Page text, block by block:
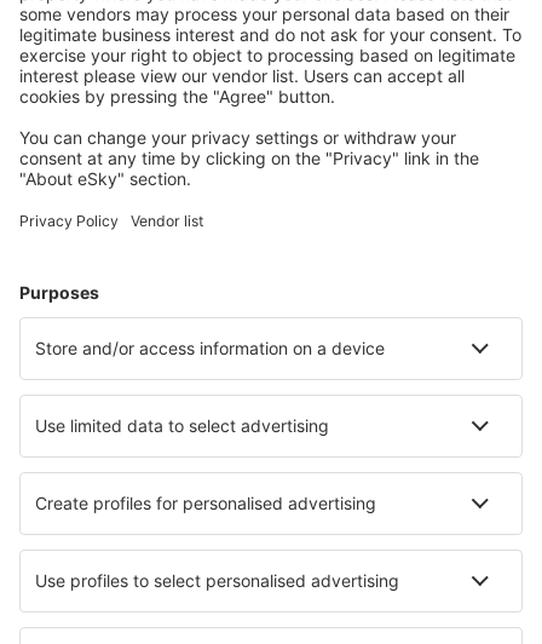
Veracruz General Heriberto Jara (VER)
Puebla Hermanos Serdán (PBC)
Huatulco Intl Airport (HUX)
Hermosillo Ignacio L. Pesqueira (HMO)
Campeche Ingeniero Alberto Acuña Ongay (CPE)
Guaymas José M. Yánez (GYM)
Acapulco Gen. Juan N. Álvarez (ACA)
Zacatecas Leobardo C. Ruiz (ZCL)
Aguascalientes Lic. J. Terán Peredo (AGU)
Puerto Vallarta (PVR)
Loreto Intl Airport (LTO)